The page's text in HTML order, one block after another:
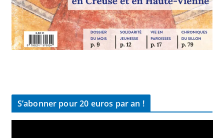
S’abonner pour 20 euros par an !